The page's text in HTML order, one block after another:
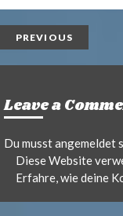
n
t
i
l
PREVIOUS
Leave a
Du musstangemeldet
Diese Website
Erfahre, wie deine